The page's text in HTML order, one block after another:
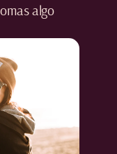
algo